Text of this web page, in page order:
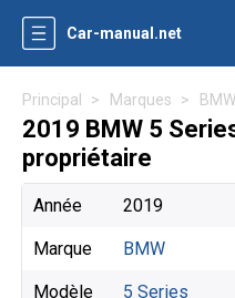
Car-manual.net
Principal Marques BMW
2019 BMW 5
propriétaire
Année 2019
Marque BMW
Modèle 5 Series